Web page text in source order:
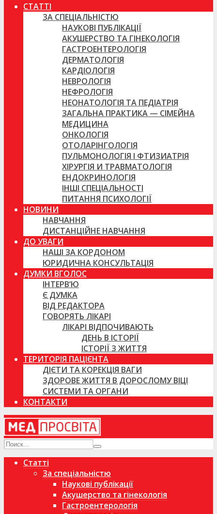
СТАТТІ
ЗА СПЕЦІАЛЬНІСТЮ
НАУКОВІ ПУБЛІКАЦІЇ
АКУШЕРСТВО ТА ГІНЕКОЛОГІЯ
ГАСТРОЕНТЕРОЛОГІЯ
ДЕРМАТОЛОГІЯ
КАРДІОЛОГІЯ
НЕВРОЛОГІЯ
НЕФРОЛОГІЯ
НЕОНАТОЛОГІЯ ТА ПЕДІАТРІЯ
ЗАГАЛЬНА ПРАКТИКА — СІМЕЙНА
МЕДИЦИНА
ОНКОЛОГІЯ
ОТОЛАРІНГОЛОГІЯ
ПУЛЬМОНОЛОГІЯ І ФТИЗИАТРІЯ
ХІРУРГІЯ И ТРАВМАТОЛОГІЯ
ЕНДОКРИНОЛОГІЯ
ІНШІ СПЕЦІАЛЬНОСТІ
ПИТАННЯ ПСИХОЛОГІЇ
НОВИНИ
НАВЧАННЯ
ДИСТАНЦІЙНЕ НАВЧАННЯ
ДО УВАГИ
НАШІ ЗА КОРДОНОМ
ЮРИДИЧНА КОНСУЛЬТАЦІЯ
ДУМКИ ВГОЛОС
ІНТЕРВ’Ю
Є ДУМКА
ВІД РЕДАКТОРА
ГОВОРЯТЬ ЛІКАРІ
ЛІКАРІ ВІДПОЧИВАЮТЬ
ДЕНЬ В ІСТОРІЇ
ІСТОРІЇ З ЖИТТЯ
ТЕРИТОРІЯ ПАЦІЄНТА
ДІЄТИ ТА КОРЕКЦІЯ ВАГИ
ЗДОРОВЕ ЖИТТЯ В ДОРОСЛОМУ ВІЦІ
СИСТЕМИ ТА ОРГАНИ
КОНТАКТИ
Статті
За спеціальністю
Наукові публікації
Акушерство та гінекологія
Гастроентерологія